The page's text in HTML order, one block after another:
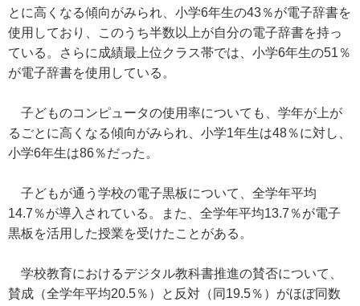
とに高くなる傾向がみられ、小学6年生の43％が電子辞書を
使用しており、このうち半数以上が自分の電子辞書を持っ
ている。さらに成績最上位クラス帯では、小学6年生の51％
が電子辞書を使用している。
子どものコンピュータの使用率についても、学年が上が
るごとに高くなる傾向がみられ、小学1年生は48％に対し、
小学6年生は86％だった。
子どもが通う学校の電子黒板について、全学年平均
14.7％が導入されている。また、全学年平均13.7％が電子
黒板を活用した授業を受けたことがある。
学校教育におけるデジタル教科書推進の賛否について、
賛成（全学年平均20.5％）と反対（同19.5％）がほぼ同数